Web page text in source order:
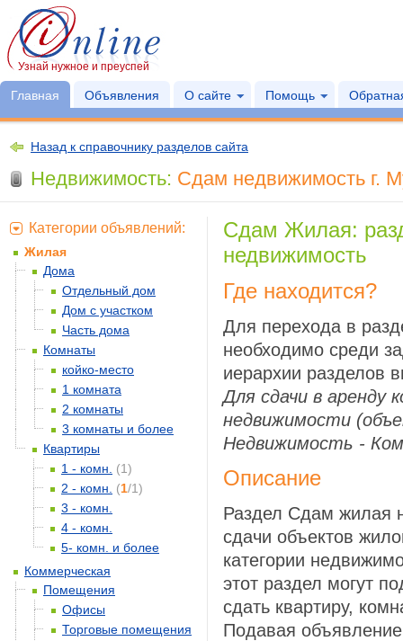
Узнай нужное и преуспей
Главная Объявления О сайте Помощь
Назад к справочнику разделов сайта
Недвижимость: Сдам недвижимость г.
Сдам Жилая:
недвижимость
Где находится?
Для перехода в
необходимо среди
иерархии разделов
Для сдачи в аренду
недвижимости
Недвижимость -
Описание
Раздел Сдам жилая
сдачи объектов
категории
этот раздел могут
сдать квартиру,
Подавая
Категории объявлений:
Жилая
Дома
Отдельный дом
Дом с участком
Часть дома
Комнаты
койко-место
1 комната
2 комнаты
3 комнаты и более
Квартиры
1 - комн.
(1)
2 - комн.
(1/1)
3 - комн.
4 - комн.
5- комн. и более
Коммерческая
Помещения
Офисы
Торговые помещения